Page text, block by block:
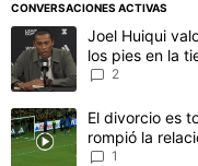
CONVERSACIONES ACTIVAS
Este listado muestra los
Un artículo deJoel Huiqui
los pies en la
2
Un artículo de tendencia
El divorcio es
rompió la
1